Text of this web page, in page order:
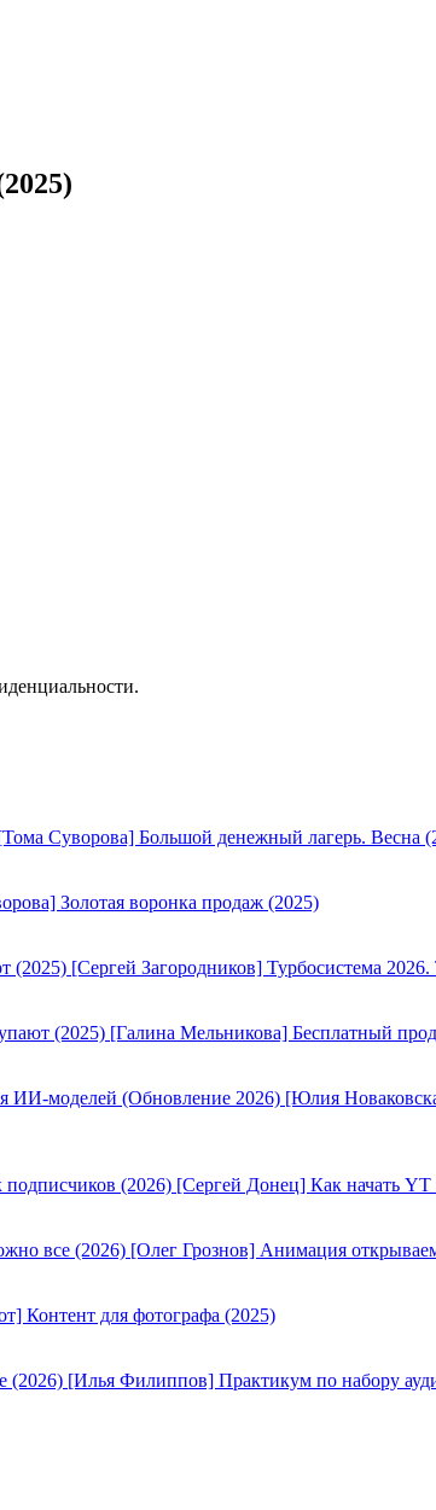
Суворова] Большой денежный лагерь. Весна
Золотая воронка продаж (2025)
[Сергей Загородников] Турбосистема
[Галина Мельникова] Бесплатный
[Юлия
[Сергей Донец] Как начать YT
[Олег Грознов] Анимация
Контент для фотографа (2025)
[Илья Филиппов] Практикум по набору